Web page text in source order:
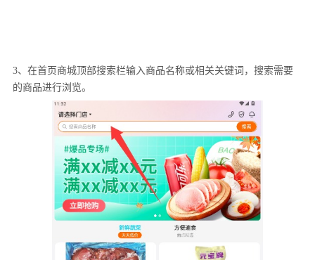
3、在首页商城顶部搜索栏输入商品名称或相关关键词，搜索需要
的商品进行浏览。